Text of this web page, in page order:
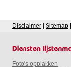
Disclaimer |Sitemap
Foto's opplakken